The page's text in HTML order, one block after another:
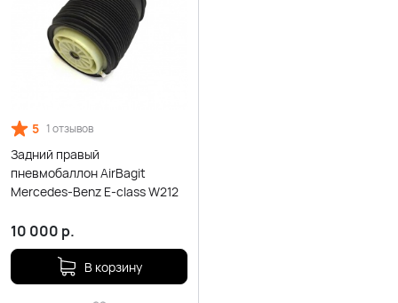
5 1 отзывов
Задний правый
пневмобаллон AirBagit
Mercedes-Benz E-class W212
10 000 р.
В корзину